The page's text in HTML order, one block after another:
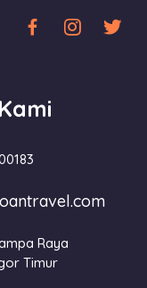
Raya
Timur